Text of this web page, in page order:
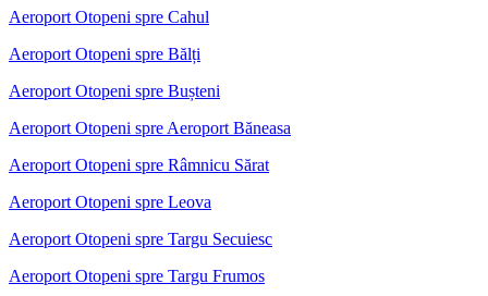
Aeroport Otopeni spre Cahul
Aeroport Otopeni spre Bălți
Aeroport Otopeni spre Bușteni
Aeroport Otopeni spre Aeroport Băneasa
Aeroport Otopeni spre Râmnicu Sărat
Aeroport Otopeni spre Leova
Aeroport Otopeni spre Targu Secuiesc
Aeroport Otopeni spre Targu Frumos